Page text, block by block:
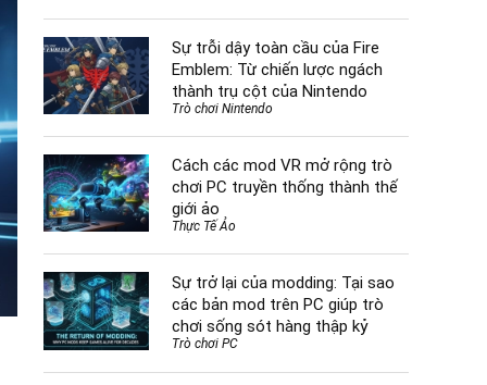
Sự trỗi dậy toàn cầu của Fire
Emblem: Từ chiến lược ngách
thành trụ cột của Nintendo
Trò chơi Nintendo
Cách các mod VR mở rộng trò
chơi PC truyền thống thành thế
giới ảo
Thực Tế Ảo
Sự trở lại của modding: Tại sao
các bản mod trên PC giúp trò
chơi sống sót hàng thập kỷ
Trò chơi PC